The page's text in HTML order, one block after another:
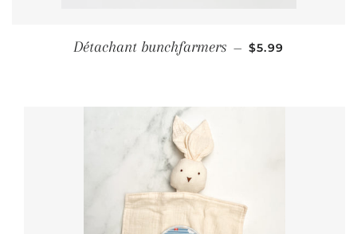
Détachant bunchfarmers — PRIX RÉGULIER
$5.99